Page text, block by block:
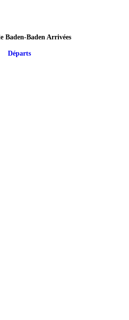
Baden-Baden Arrivées
Départs